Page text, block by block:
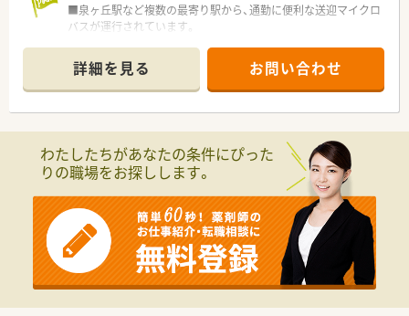
■泉ヶ丘駅など複数の最寄り駅から、通勤に便利な送迎マイクロ
バスが運行されています。
門病院です。
■薬剤師は常勤7名が在籍しており、常時6～7名体制で日々の業
務にあたっています。
■今回は、今後の病院体制をより強化していくための、欠員補充
による正社員募集です。
■精神科領域でのご経験は問いませんので、これから専門性を高
■チームワークを大切にし、多職種と連携しながら業務に取り組
める方を求めています。
【職場環境と雰囲気】
■薬剤師が7名在籍しており、ゆとりある人員配置で落ち着いて
業務に取り組めます。
■20代から50代まで幅広い年齢層が活躍中で、結束力が高くチ
詳細を見る お問い合わせ
わたしたちがあなたの条件にぴった
りの職場をお探しします。